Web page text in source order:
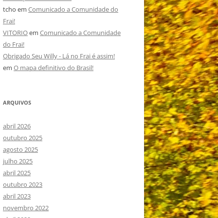
tcho em Comunicado a Comunidade do
Frai!
VITORIOem Comunicado a Comunidade
do Frai!
Obrigado Seu Willy - Lá no Frai é assim!
em O mapa definitivo do Brasil!
ARQUIVOS
abril 2026
outubro 2025
agosto 2025
julho 2025
abril 2025
outubro 2023
abril 2023
novembro 2022